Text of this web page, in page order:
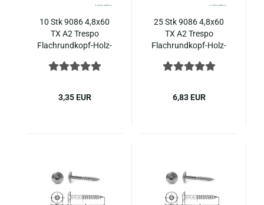
10 Stk 9086 4,8x60
TX A2 Tre­s­po
Flachrundkopf-​​Holz­
sechs­rund, Edel­stahl
3,35 EUR
25 Stk 9086 4,8x60
TX A2 Tre­s­po
Flachrundkopf-​​Holz­
sechs­rund, Edel­stahl
6,83 EUR